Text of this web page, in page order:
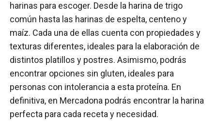
harinas para escoger. Desde la harina de trigo
común hasta las harinas de espelta, centeno y
maíz. Cada una de ellas cuenta con propiedades y
texturas diferentes, ideales para la elaboración de
distintos platillos y postres. Asimismo, podrás
encontrar opciones sin gluten, ideales para
personas con intolerancia a esta proteína. En
definitiva, en Mercadona podrás encontrar la harina
perfecta para cada receta y necesidad.